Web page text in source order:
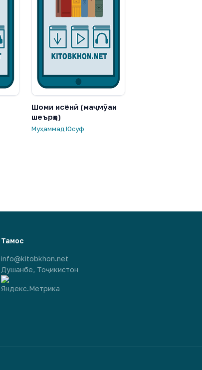
Шоми исёнӣ (маҷмӯаи
шеърҳо)
Муҳаммад Юсуф
Тамос
info@kitobkhon.net
Душанбе, Тоҷикистон